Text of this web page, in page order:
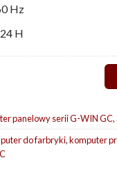
Hz
H
panelowy serii G-WIN GC,
do farbryki,komputer